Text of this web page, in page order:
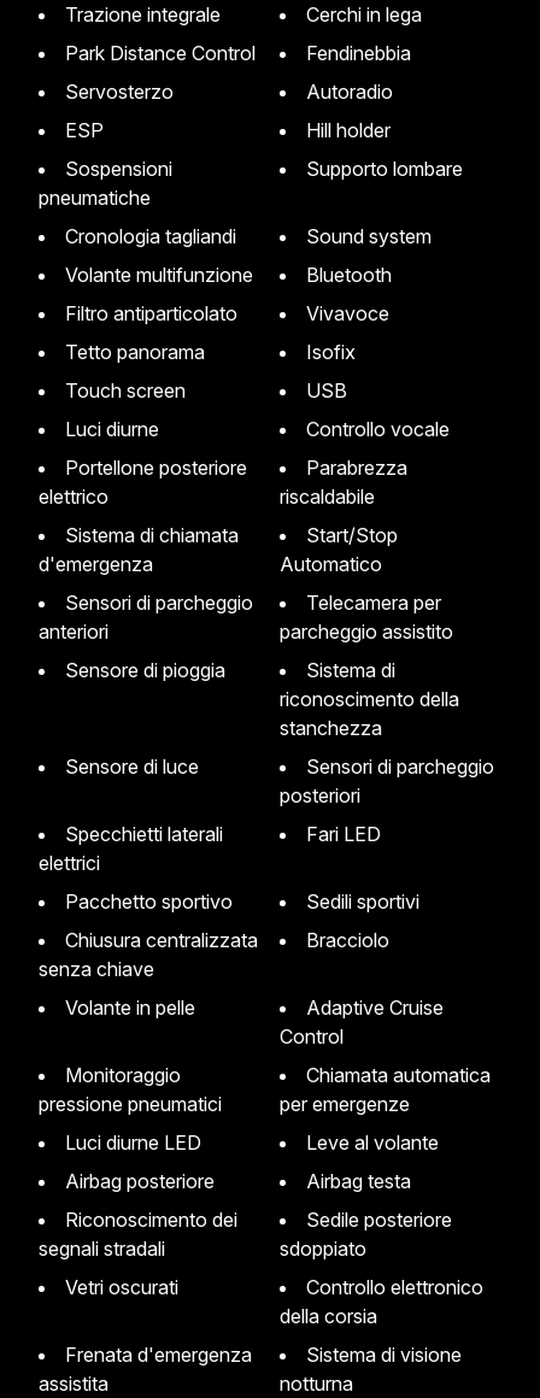
Trazione integrale
Cerchi in lega
Park Distance Control
Fendinebbia
Servosterzo
Autoradio
ESP
Hill holder
Sospensioni
pneumatiche
Supporto lombare
Cronologia tagliandi
Sound system
Volante multifunzione
Bluetooth
Filtro antiparticolato
Vivavoce
Tetto panorama
Isofix
Touch screen
USB
Luci diurne
Controllo vocale
Portellone posteriore
elettrico
Parabrezza
riscaldabile
Sistema di chiamata
d'emergenza
Start/Stop
Automatico
Sensori di parcheggio
anteriori
Telecamera per
parcheggio assistito
Sensore di pioggia
Sistema di
riconoscimento della
stanchezza
Sensore di luce
Sensori di parcheggio
posteriori
Specchietti laterali
elettrici
Fari LED
Pacchetto sportivo
Sedili sportivi
Chiusura centralizzata
senza chiave
Bracciolo
Volante in pelle
Adaptive Cruise
Control
Monitoraggio
pressione pneumatici
Chiamata automatica
per emergenze
Luci diurne LED
Leve al volante
Airbag posteriore
Airbag testa
Riconoscimento dei
segnali stradali
Sedile posteriore
sdoppiato
Vetri oscurati
Controllo elettronico
della corsia
Frenata d'emergenza
assistita
Sistema di visione
notturna